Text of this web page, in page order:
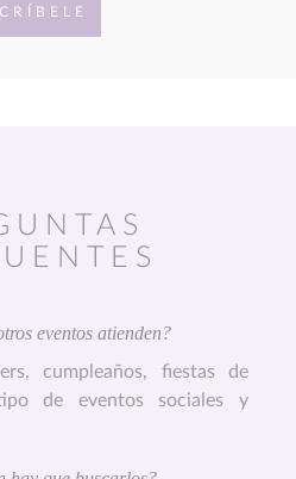
eventos atienden?
cumpleaños, fiestas de
de eventos sociales y